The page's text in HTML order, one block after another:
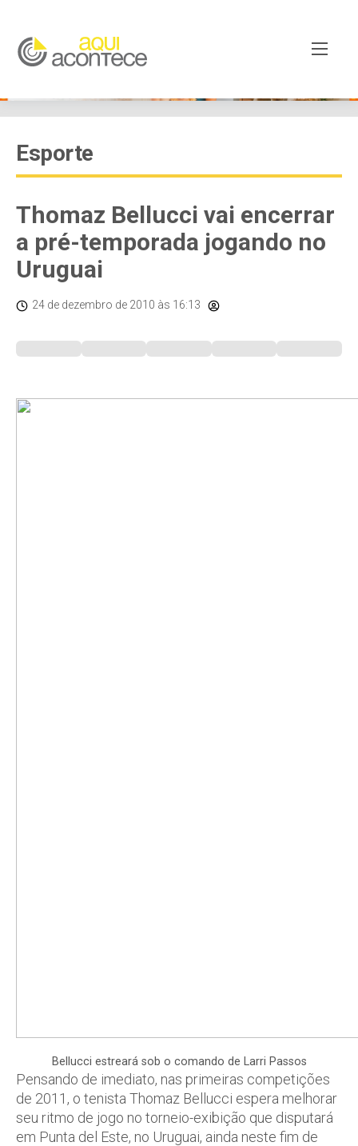
Esporte
Thomaz Bellucci vai encerrar
a pré-temporada jogando no
Uruguai
24 de dezembro de 2010 às 16:13
Bellucci estreará sob o comando de Larri Passos
Pensando de imediato, nas primeiras competições
de 2011, o tenista Thomaz Bellucci espera melhorar
seu ritmo de jogo no torneio-exibição que disputará
em Punta del Este, no Uruguai, ainda neste fim de